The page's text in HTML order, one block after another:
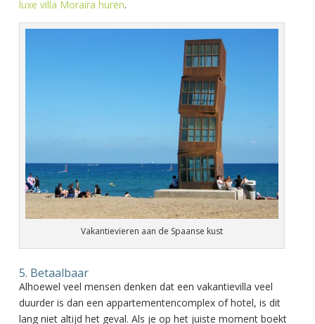
luxe villa Moraira huren.
Vakantievieren aan de Spaanse kust
5. Betaalbaar
Alhoewel veel mensen denken dat een vakantievilla veel
duurder is dan een appartementencomplex of hotel, is dit
lang niet altijd het geval. Als je op het juiste moment boekt